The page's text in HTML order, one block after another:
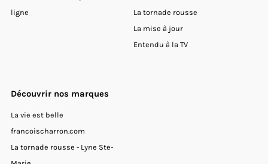
ligne
La tornade rousse
La mise à jour
Entendu à la TV
Découvrir nos marques
La vie est belle
francoischarron.com
La tornade rousse - Lyne Ste-